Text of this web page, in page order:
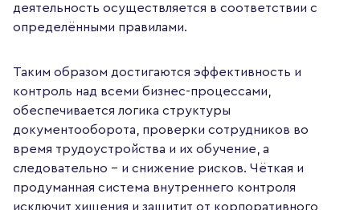
деятельность осуществляется в соответствии с
определёнными правилами.
Таким образом достигаются эффективность и
контроль над всеми бизнес-процессами,
обеспечивается логика структуры
документооборота, проверки сотрудников во
время трудоустройства и их обучение, а
следовательно – и снижение рисков. Чёткая и
продуманная система внутреннего контроля
исключит хищения и защитит от корпоративного